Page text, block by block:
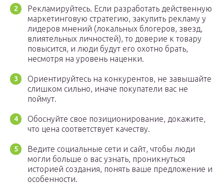
Рекламируйтесь. Если разработать действенную
маркетинговую стратегию, закупить рекламу у
лидеров мнений (локальных блогеров, звезд,
влиятельных личностей), то доверие к товару
повысится, и люди будут его охотно брать,
несмотря на уровень наценки.
Ориентируйтесь на конкурентов, не завышайте
слишком сильно, иначе покупатели вас не
поймут.
Обоснуйте свое позиционирование, докажите,
что цена соответствует качеству.
Ведите социальные сети и сайт, чтобы люди
могли больше о вас узнать, проникнуться
историей создания, понять ваше предложение и
особенности.